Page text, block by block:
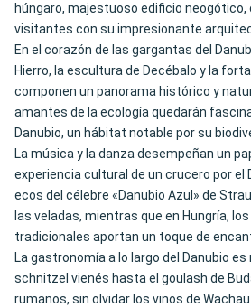
húngaro, majestuoso edificio neogótico,
visitantes con su impresionante
En el corazón de las gargantas del
Hierro, la escultura de Decébalo y la
componen un panorama histórico y
amantes de la ecología quedarán
Danubio, un hábitat notable por su
La música y la danza desempeñan un
experiencia cultural de un crucero por el
ecos del célebre «Danubio Azul» de
las veladas, mientras que en Hungría,
tradicionales aportan un toque de
La gastronomía a lo largo del Danubio es
schnitzel vienés hasta el goulash de
rumanos, sin olvidar los vinos de